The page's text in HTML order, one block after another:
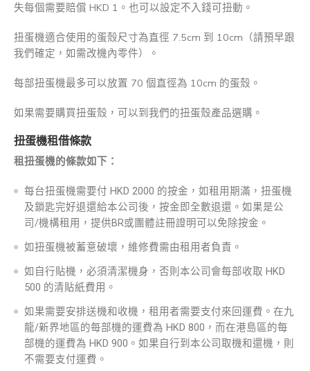
失每個需要賠償 HKD 1。也可以設定不入錢可扭動。
扭蛋機適合使用的蛋殼尺寸為直徑 7.5cm 到 10cm（請預早跟
我們確定，如需改機內零件）。
每部扭蛋機最多可以放置 70 個直徑為 10cm 的蛋殼。
如果需要購買扭蛋殼，可以到我們的扭蛋殼產品選購。
扭蛋機租借條款
租扭蛋機的條款如下：
每台扭蛋機需要付 HKD 2000 的按金，如租用期滿，扭蛋機
及鎖匙完好退還給本公司後，按金即全數退還。如果是公
司/機構租用，提供BR或團體註冊證明可以免除按金。
如扭蛋機被蓄意破壞，維修費需由租用者負責。
如自行貼機，必須清潔機身，否則本公司會每部收取 HKD
500 的清貼紙費用。
如果需要安排送機和收機，租用者需要支付來回運費。在九
龍/新界地區的每部機的運費為 HKD 800，而在港島區的每
部機的運費為 HKD 900。如果自行到本公司取機和還機，則
不需要支付運費。